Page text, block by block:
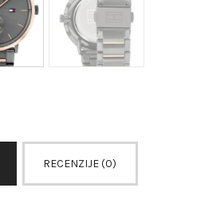
RECENZIJE (0)